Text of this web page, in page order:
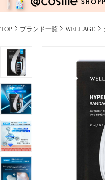
TOP ブランド一覧 WELLAGE